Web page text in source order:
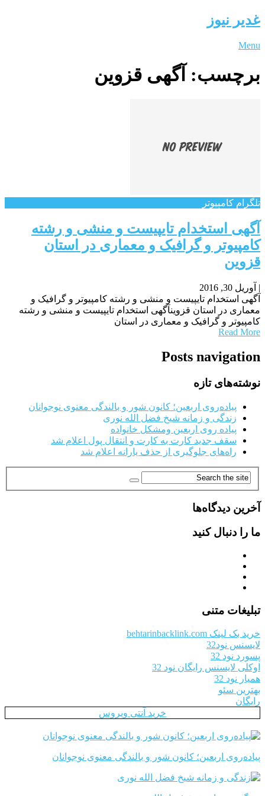
غدیر نیوز
Menu
برچسب: آگهی قزوین
تلگرام کامپیوتر
آگهی استخدام تایپیست و منشی و رشته
کامپیوتر و گرافیک و معماری در استان
قزوین
| آوریل 30, 2016
آگهی استخدام تایپیست و منشی و رشته کامپیوتر و گرافیک و
معماری در استان قزوینآگهی استخدام تایپیست و منشی و رشته
کامپیوتر و گرافیک و معماری در استان
Read More
Posts navigation
نوشته‌های تازه
پیاده‌روی اربعین؛ کانون شور و بالندگی معنوی نوجوانان
زندگی و زمانه شیخ فضل الله نوری
پیاده روی اربعین ومشکل خانواده
سقف جدید کارت به کارت و انتقال پول اعلام شد
راه‌های جلوگیری از حذف یارانه اعلام شد
آخرین دیدگاه‌ها
ما را دنبال کنید
تبلیغات متنی
خرید بک لینک behtarinbacklink.com
لایسنس نود32
پسورد نود 32
اوکلی لایسنس رایگان نود 32
همیار نود 32
بهترین سئو
رایگان
خرید آنتی ویروس
پیاده‌روی اربعین؛ کانون شور و بالندگی معنوی نوجوانان